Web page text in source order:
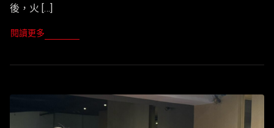
後，火 […]
閱讀更多